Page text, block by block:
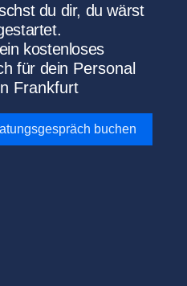
du dir, du wärst
kostenloses
für dein Personal
Frankfurt
buchen